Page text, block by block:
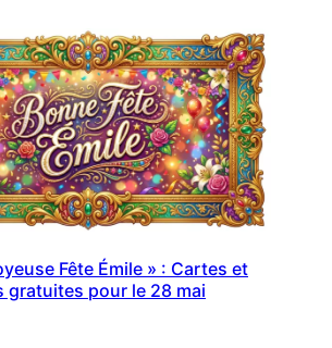
Fête Émile » : Cartes et
gratuites pour le 28 mai